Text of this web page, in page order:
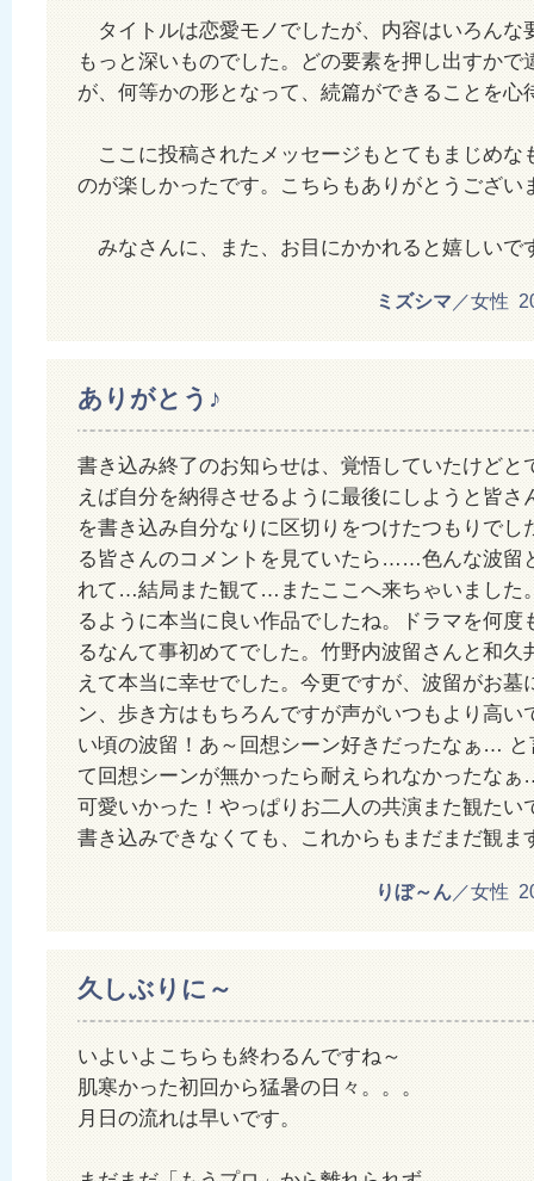
タイトルは恋愛モノでしたが、内容はいろんな
もっと深いものでした。どの要素を押し出すかで
が、何等かの形となって、続篇ができることを心
ここに投稿されたメッセージもとてもまじめな
のが楽しかったです。こちらもありがとうござい
みなさんに、また、お目にかかれると嬉しいで
ミズシマ ／女性
ありがとう♪
書き込み終了のお知らせは、覚悟していたけどと
えば自分を納得させるように最後にしようと皆さ
を書き込み自分なりに区切りをつけたつもりで
る皆さんのコメントを見ていたら……色んな波留
れて…結局また観て…またここへ来ちゃいました
るように本当に良い作品でしたね。ドラマを何度
るなんて事初めてでした。竹野内波留さんと和久
えて本当に幸せでした。今更ですが、波留がお墓
ン、歩き方はもちろんですが声がいつもより高い
い頃の波留！あ～回想シーン好きだったなぁ…
て回想シーンが無かったら耐えられなかったな
可愛いかった！やっぱりお二人の共演また観たい
書き込みできなくても、これからもまだまだ観ま
りぼ～ん／女性
久しぶりに～
いよいよこちらも終わるんですね～
肌寒かった初回から猛暑の日々。。。
月日の流れは早いです。